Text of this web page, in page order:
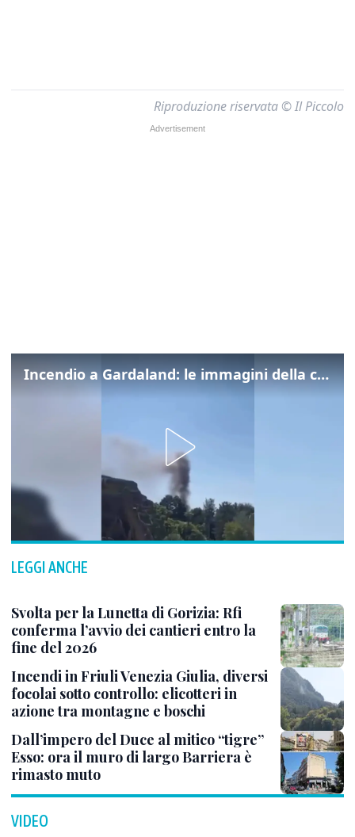
Riproduzione riservata © Il Piccolo
Incendio a Gardaland: le immagini della colonna di fumo
LEGGI ANCHE
Svolta per la Lunetta di Gorizia: Rfi
conferma l’avvio dei cantieri entro la
fine del 2026
Incendi in Friuli Venezia Giulia, diversi
focolai sotto controllo: elicotteri in
azione tra montagne e boschi
Dall’impero del Duce al mitico “tigre”
Esso: ora il muro di largo Barriera è
rimasto muto
VIDEO